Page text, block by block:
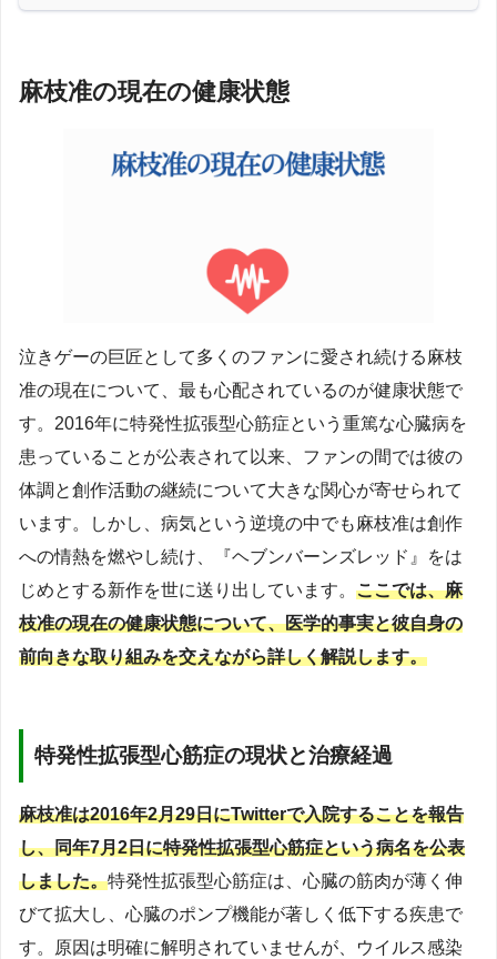
麻枝准の現在の健康状態
泣きゲーの巨匠として多くのファンに愛され続ける麻枝
准の現在について、最も心配されているのが健康状態で
す。2016年に特発性拡張型心筋症という重篤な心臓病を
患っていることが公表されて以来、ファンの間では彼の
体調と創作活動の継続について大きな関心が寄せられて
います。しかし、病気という逆境の中でも麻枝准は創作
への情熱を燃やし続け、『ヘブンバーンズレッド』をは
じめとする新作を世に送り出しています。 ここでは、麻
枝准の現在の健康状態について、医学的事実と彼自身の
前向きな取り組みを交えながら詳しく解説します。
特発性拡張型心筋症の現状と治療経過
麻枝准は2016年2月29日にTwitterで入院することを報告
し、同年7月2日に特発性拡張型心筋症という病名を公表
しました。特発性拡張型心筋症は、心臓の筋肉が薄く伸
びて拡大し、心臓のポンプ機能が著しく低下する疾患で
す。原因は明確に解明されていませんが、ウイルス感染